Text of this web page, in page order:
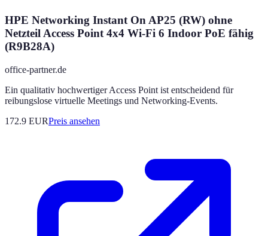
HPE Networking Instant On AP25 (RW) ohne
Netzteil Access Point 4x4 Wi-Fi 6 Indoor PoE fähig
(R9B28A)
office-partner.de
Ein qualitativ hochwertiger Access Point ist entscheidend für
reibungslose virtuelle Meetings und Networking-Events.
172.9 EURPreis ansehen